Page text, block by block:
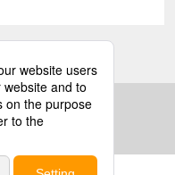
bs asahi